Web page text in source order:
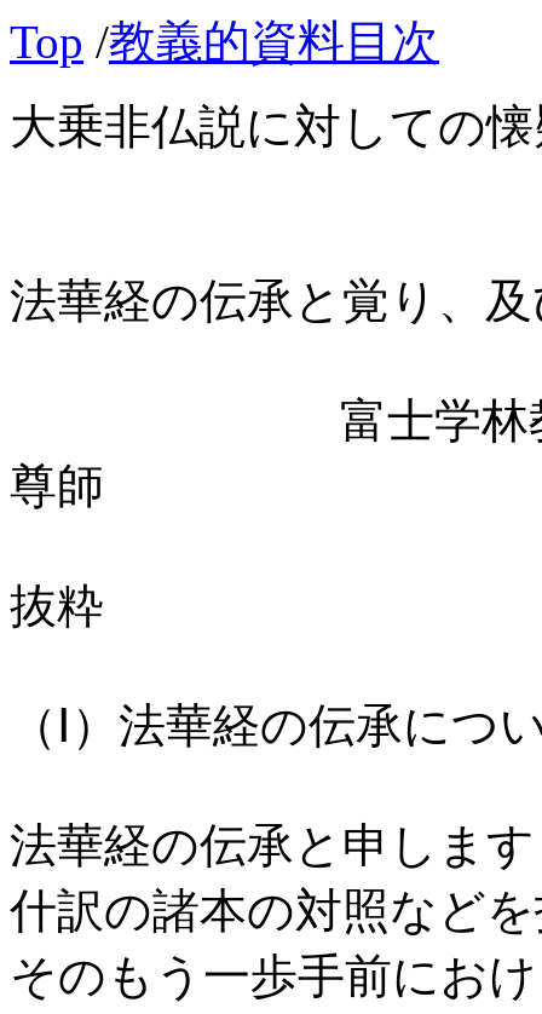
Top /教義的資料目次
大乗非仏説に対しての
法華経の伝承と覚り、
富士学林教授
尊師
抜粋
（Ⅰ）法華経の伝承につ
法華経の伝承と申しま
什訳の諸本の対照など
そのもう一歩手前にお